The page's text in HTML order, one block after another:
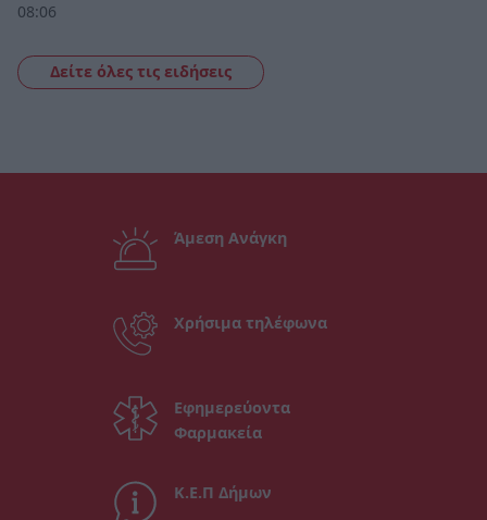
08:06
Δείτε όλες τις ειδήσεις
Άμεση Ανάγκη
Χρήσιμα τηλέφωνα
Εφημερεύοντα
Φαρμακεία
Κ.Ε.Π Δήμων